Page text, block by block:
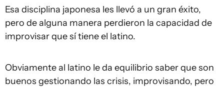
Esa disciplina japonesa les llevó a un gran éxito,
pero de alguna manera perdieron la capacidad de
improvisar que sí tiene el latino.
Obviamente al latino le da equilibrio saber que son
buenos gestionando las crisis, improvisando, pero